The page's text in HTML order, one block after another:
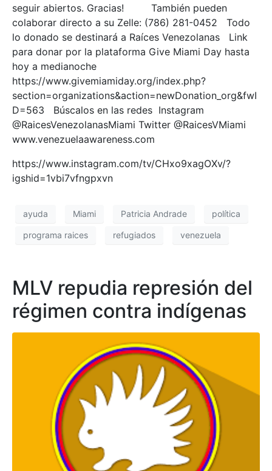
seguir abiertos. Gracias! También pueden
colaborar directo a su Zelle: (786) 281-0452 Todo
lo donado se destinará a Raíces Venezolanas Link
para donar por la plataforma Give Miami Day hasta
hoy a medianoche
https://www.givemiamiday.org/index.php?
section=organizations&action=newDonation_org&fwI
D=563 Búscalos en las redes Instagram
@RaicesVenezolanasMiami Twitter @RaicesVMiami
www.venezuelaawareness.com
https://www.instagram.com/tv/CHxo9xagOXv/?
igshid=1vbi7vfngpxvn
ayuda Miami Patricia Andrade política
programa raices refugiados venezuela
MLV repudia represión del
régimen contra indígenas